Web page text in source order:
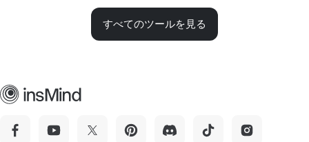
すべてのツールを見る